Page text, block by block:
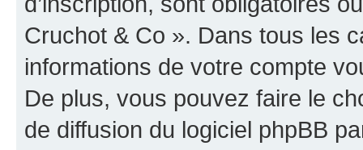
Cruchot & Co ». Dans tous les
informations de votre compte
De plus, vous pouvez faire le
de diffusion du logiciel phpBB